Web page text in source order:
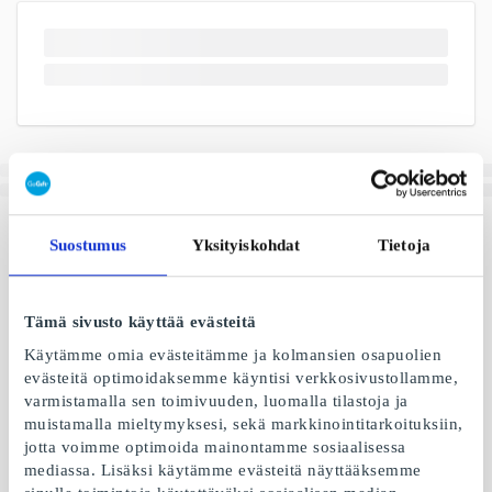
Suostumus Yksityiskohdat Tietoja
Tämä sivusto käyttää evästeitä
Käytämme omia evästeitämme ja kolmansien osapuolien
evästeitä optimoidaksemme käyntisi verkkosivustollamme,
varmistamalla sen toimivuuden, luomalla tilastoja ja
muistamalla mieltymyksesi, sekä markkinointitarkoituksiin,
jotta voimme optimoida mainontamme sosiaalisessa
mediassa. Lisäksi käytämme evästeitä näyttääksemme